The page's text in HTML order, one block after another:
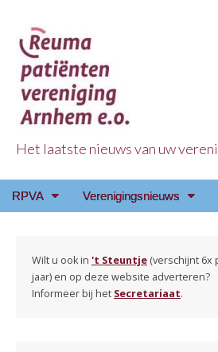
Reuma
Het laatste nieuws van uw
Main
Skip
RPVA Verenigingsnieuws
Wilt u ook in 't Steuntje (verschijnt 6x
jaar) en op deze website adverteren?
Informeer bij het Secretariaat.